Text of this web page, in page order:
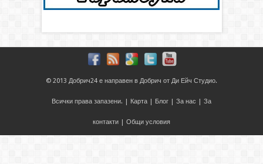
© 2013 Добрич24 е направен в Добрич от Ди Ейч Студио.
Всички права запазени. | Карта Блог За нас За
контакти Общи условия